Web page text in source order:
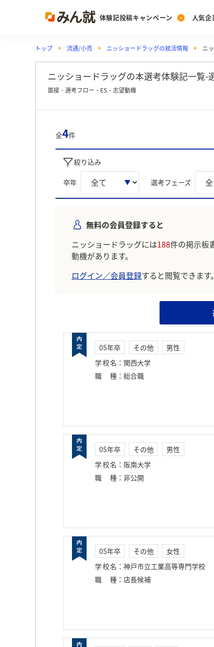
体験記投稿キャンペーン
Post
投稿する
人気
Ranking
ランキングを見る
Vote
PickUp
注目の企業特集
トップ 流通/小売 ニッショードラッグの就活情報 ニ
ニッショードラッグの本選考体験記一覧-
面接・選考フロー・ES・志望動機
全4件
絞り込み
卒年 選考フェーズ
無料の会員登録すると
ニッショードラッグには188件の掲示板
動機があります。
ログイン／会員登録すると閲覧できます。
05年卒 その他
男性
学校名 ： 関西大学
職種 ： 総合職
05年卒 その他
男性
学校名 ： 阪南大学
職種 ： 非公開
05年卒 その他
女性
学校名 ： 神戸市立工業高等専門学校
職種 ： 店長候補